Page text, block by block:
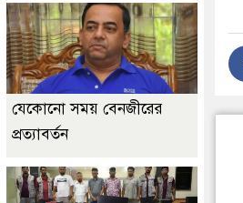
যেকোনো সময় বেনজীরের
প্রত্যাবর্তন